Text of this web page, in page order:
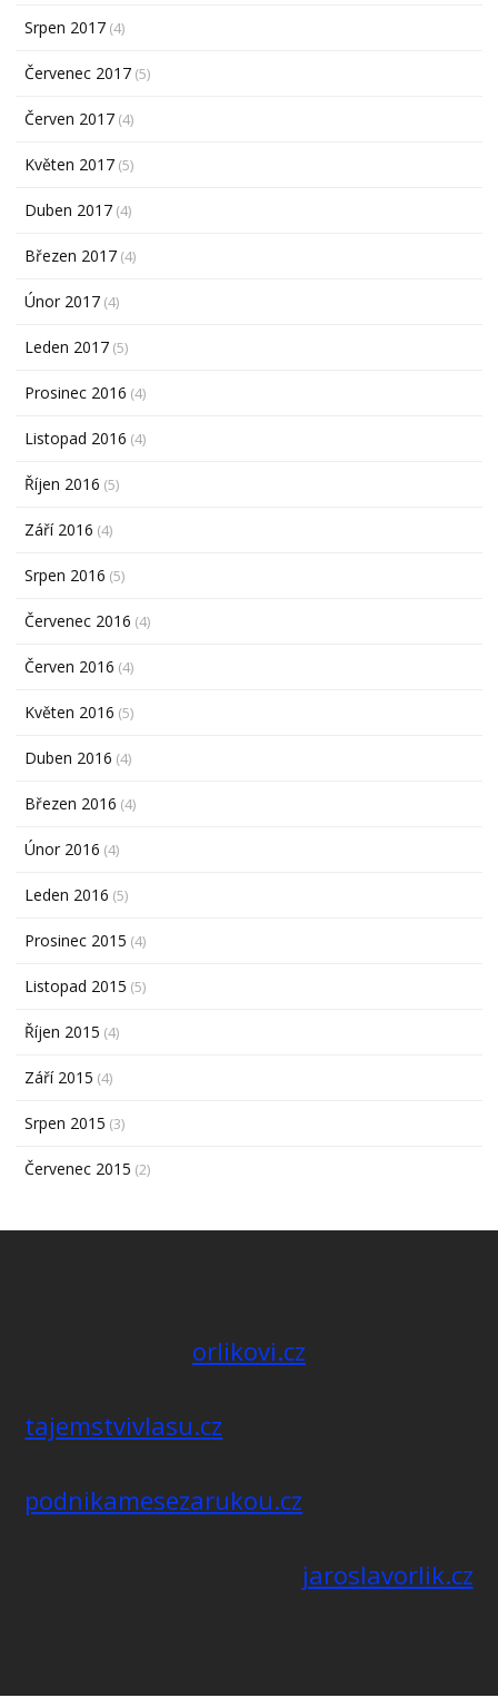
Srpen 2017 (4)
Červenec 2017 (5)
Červen 2017 (4)
Květen 2017 (5)
Duben 2017 (4)
Březen 2017 (4)
Únor 2017 (4)
Leden 2017 (5)
Prosinec 2016 (4)
Listopad 2016 (4)
Říjen 2016 (5)
Září 2016 (4)
Srpen 2016 (5)
Červenec 2016 (4)
Červen 2016 (4)
Květen 2016 (5)
Duben 2016 (4)
Březen 2016 (4)
Únor 2016 (4)
Leden 2016 (5)
Prosinec 2015 (4)
Listopad 2015 (5)
Říjen 2015 (4)
Září 2015 (4)
Srpen 2015 (3)
Červenec 2015 (2)
orlikovi.cz
tajemstvivlasu.cz
podnikamesezarukou.cz
jaroslavorlik.cz